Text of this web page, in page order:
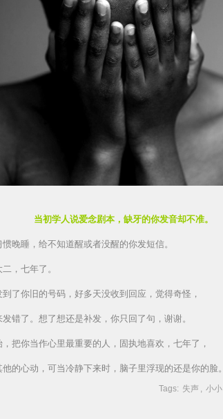
当初学人说爱念剧本，缺牙的你发音却不准。
晚睡，给不知道醒或者没醒的你发短信。
，七年了。
了你旧的号码，好多天没收到回应，觉得奇怪，
错了。想了想还是补发，你只回了句，谢谢。
把你当作心里最重要的人，固执地喜欢，七年了，
的心动，可当冷静下来时，脑子里浮现的还是你的脸。
Tags: 失声 小小